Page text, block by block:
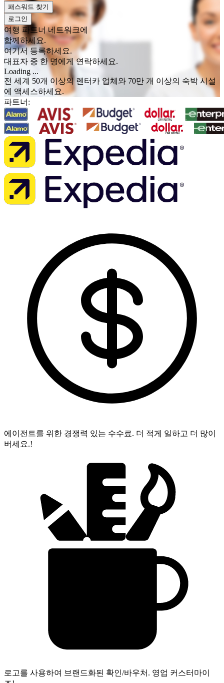
패스워드 찾기
로그인
여행 파트너 네트워크에
함께하세요.
여기서 등록하세요.
대표자 중 한 명에게 연락하세요.
Loading ...
전 세계 50개 이상의 렌터카 업체와 70만 개 이상의 숙박 시설
에 액세스하세요.
파트너:
에이전트를 위한 경쟁력 있는 수수료. 더 적게 일하고 더 많이
버세요.!
로고를 사용하여 브랜드화된 확인/바우처. 영업 커스터마이